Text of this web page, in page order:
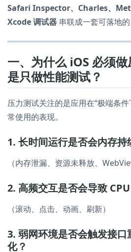
Safari Inspector、Charles、
Xcode 调试器 串联成一套可落地的
一、为什么 iOS 必须
是只做性能测试？
压力测试关注的是应用在“极端条
常使用的表现。
1. 长时间运行是否会内存持
（内存泄漏、资源未释放、
2. 高频交互是否会导致
（滚动、点击、动画、刷新）
3. 弱网环境是否会触发接口
化？